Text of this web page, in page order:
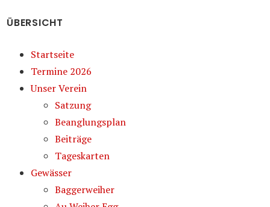
ÜBERSICHT
Startseite
Termine 2026
Unser Verein
Satzung
Beanglungsplan
Beiträge
Tageskarten
Gewässer
Baggerweiher